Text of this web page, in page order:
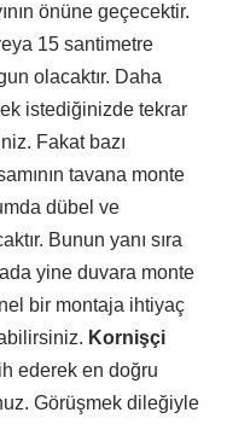
önüne geçecektir.
15 santimetre
olacaktır. Daha
istediğinizde tekrar
Fakat bazı
tavana monte
dübel ve
Bunun yanı sıra
yine duvara monte
bir montaja ihtiyaç
Kornişçi
ederek en doğru
Görüşmek dileğiyle